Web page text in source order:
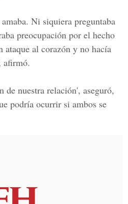
Ni siquiera preguntaba
preocupación por el hecho
ataque al corazón y no hacía
afirmó.
de nuestra relación', aseguró,
podría ocurrir si ambos se